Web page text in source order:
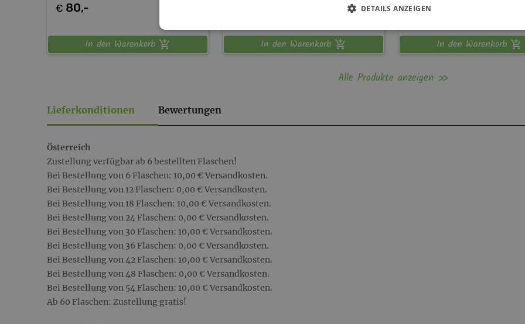
€ 80,-
In den Warenkorb In den Warenkorb
€30,-
In den Warenkorb
Alle Produkte anzeigen
Lieferkonditionen Bewertungen
Österreich
Zustellung verfügbar ab 6 bestellten Flaschen!
Bei Bestellung von 6 Flaschen: 10,00 € Versandkosten.
Bei Bestellung von 12 Flaschen: 0,00 € Versandkosten.
Bei Bestellung von 18 Flaschen: 10,00 € Versandkosten.
Bei Bestellung von 24 Flaschen: 0,00 € Versandkosten.
Bei Bestellung von 30 Flaschen: 10,00 € Versandkosten.
Bei Bestellung von 36 Flaschen: 0,00 € Versandkosten.
Bei Bestellung von 42 Flaschen: 10,00 € Versandkosten.
Bei Bestellung von 48 Flaschen: 0,00 € Versandkosten.
Bei Bestellung von 54 Flaschen: 10,00 € Versandkosten.
Ab 60 Flaschen: Zustellung gratis!
DETAILS ANZEIGEN